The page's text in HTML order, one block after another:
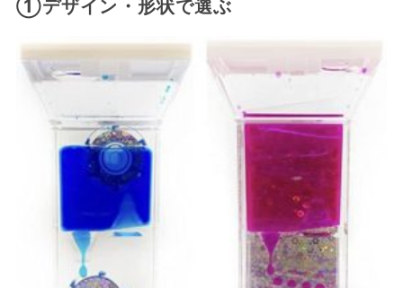
①デザイン・形状で選ぶ